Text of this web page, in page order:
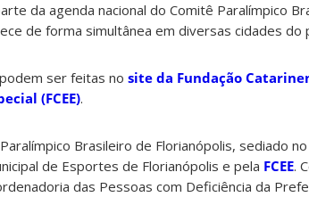
da agenda nacional do Comitê Paralímpico
de forma simultânea em diversas cidades do
ser feitas no site da Fundação
(FCEE).
Brasileiro de Florianópolis, sediado
de Esportes de Florianópolis e pela FCEE.
das Pessoas com Deficiência da